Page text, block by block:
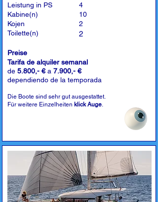
Leistung in PS
Kabine(n)
Kojen
Toilette(n)
4
10
2
2
Preise
Tarifa de alquiler semanal
de 5.800,- €a 7.900,- €
dependiendo de la temporada
Die Boote sind sehr gut ausgestattet.
Für weitere Einzelheiten klick Auge.